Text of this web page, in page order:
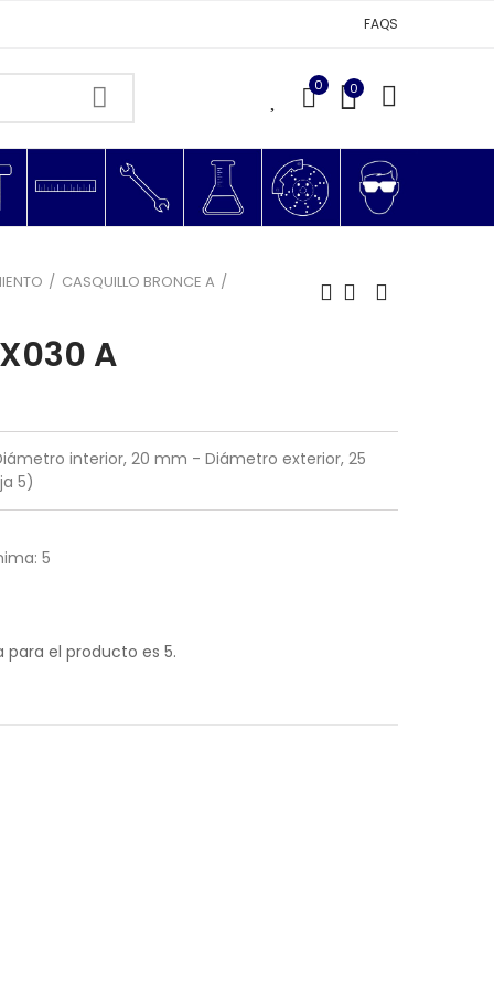
FAQS
0 0
CASQUILLO BRONCE A
A
interior, 20 mm - Diámetro exterior, 25
5)
5
el producto es 5.